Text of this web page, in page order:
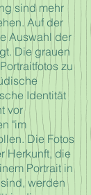
sind mehr
Auf der
Auswahl der
Die grauen
zu
Identität
vor
"im
Die Fotos
Herkunft, die
Portrait in
werden